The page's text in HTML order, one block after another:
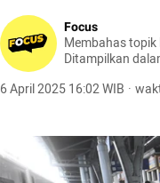
Focus
Membahas
Ditampilkan
6 April 2025 16:02 WIB ·